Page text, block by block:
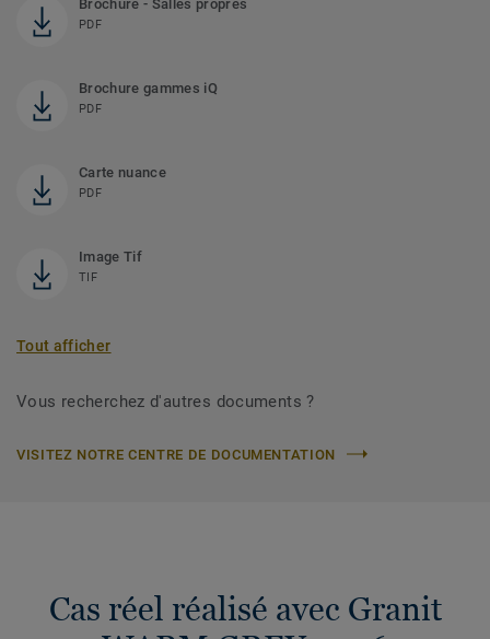
Brochure - Salles propres
PDF
Brochure gammes iQ
PDF
Carte nuance
PDF
Image Tif
TIF
Tout afficher
Vous recherchez d'autres documents ?
VISITEZ NOTRE CENTRE DE DOCUMENTATION
Cas réel réalisé avec Granit